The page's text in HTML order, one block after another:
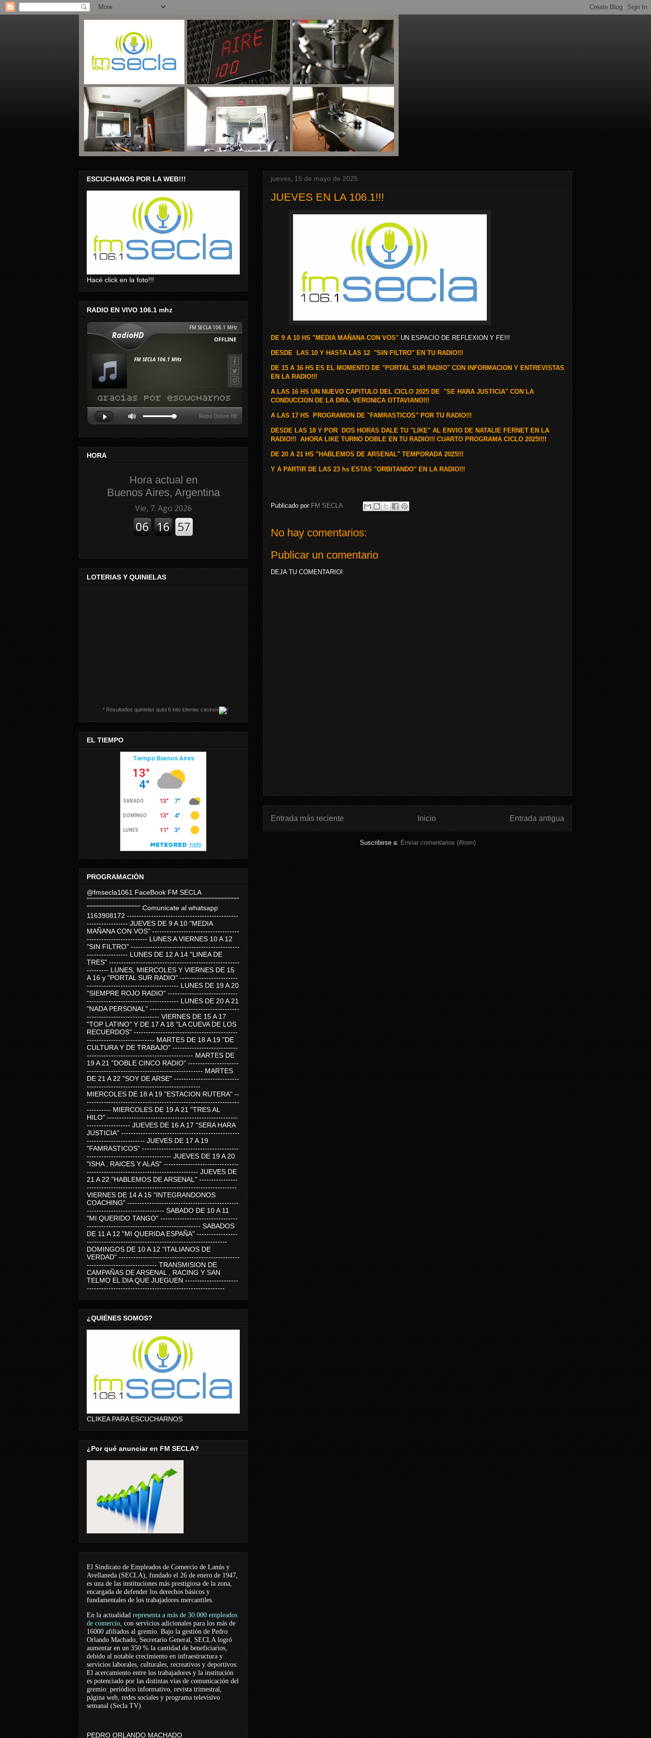
jueves, 15 de mayo de 2025
JUEVES EN LA 106.1!!!
DE 9 A 10 HS "MEDIA MAÑANA CON VOS" UN ESPACIO DE REFLEXION Y FE!!!
DESDE LAS 10 Y HASTA LAS 12 "SIN FILTRO" EN TU RADIO!!!
DE 15 A 16 HS ES EL MOMENTO DE "PORTAL SUR RADIO" CON INFORMACION Y ENTREVISTAS
EN LA RADIO!!!
A LAS 16 HS UN NUEVO CAPITULO DEL CICLO 2025 DE "SE HARA JUSTICIA" CON LA
CONDUCCION DE LA DRA. VERONICA OTTAVIANO!!!
A LAS 17 HS PROGRAMON DE "FAMRASTICOS" POR TU RADIO!!!
DESDE LAS 18 Y POR DOS HORAS DALE TU "LIKE" AL ENVIO DE NATALIE FERNET EN LA
RADIO!!! AHORA LIKE TURNO DOBLE EN TU RADIO!!! CUARTO PROGRAMA CICLO 2025!!!!
DE 20 A 21 HS "HABLEMOS DE ARSENAL" TEMPORADA 2025!!!
Y A PARTIR DE LAS 23 hs ESTAS "ORBITANDO" EN LA RADIO!!!
Publicado por FM SECLA
No hay comentarios:
Publicar un comentario
DEJA TU COMENTARIO!
Entrada más reciente Entrada antigua
Inicio
Suscribirse a: Enviar comentarios (Atom)
ESCUCHANOS POR LA WEB!!!
Hacé click en la foto!!!
RADIO EN VIVO 106.1 mhz
HORA
Hora actual en
Buenos Aires, Argentina
LOTERIAS Y QUINIELAS
* Resultados quinielas quini 6 loto loterias casinos
EL TIEMPO
PROGRAMACIÓN
@fmsecla1061 FaceBook FM SECLA
'''''''''''''''''''''''''''''''''''''''''''''''''''''''''''''''''''''''''''''''''''''''''''''''''''''''''
''''''''''''''''''''''''''''''''''''' Comunicate al whatsapp
1163908172 ----------------------------------------------
----------------- JUEVES DE 9 A 10 "MEDIA
MAÑANA CON VOS" ------------------------------------
------------------------- LUNES A VIERNES 10 A 12
"SIN FILTRO" ---------------------------------------------
----------------- LUNES DE 12 A 14 "LINEA DE
TRES" ------------------------------------------------------
--------- LUNES, MIERCOLES Y VIERNES DE 15
A 16 y "PORTAL SUR RADIO" ------------------------
-------------------------------------- LUNES DE 19 A 20
"SIEMPRE ROJO RADIO" -----------------------------
-------------------------------------- LUNES DE 20 A 21
"NADA PERSONAL" -------------------------------------
------------------------------ VIERNES DE 15 A 17
"TOP LATINO" Y DE 17 A 18 "LA CUEVA DE LOS
RECUERDOS" -------------------------------------------
---------------------------- MARTES DE 18 A 19 "DE
CULTURA Y DE TRABAJO" ---------------------------
-------------------------------------------- MARTES DE
19 A 21 "DOBLE CINCO RADIO" ---------------------
------------------------------------------------ MARTES
DE 21 A 22 "SOY DE ARSE" ---------------------------
-----------------------------------------------
MIERCOLES DE 18 A 19 "ESTACION RUTERA" --
---------------------------------------------------------------
---------- MIERCOLES DE 19 A 21 "TRES AL
HILO" ------------------------------------------------------
------------------ JUEVES DE 16 A 17 "SERA HARA
JUSTICIA" -------------------------------------------------
------------------------ JUEVES DE 17 A 19
"FAMRASTICOS" ----------------------------------------
----------------------------------- JUEVES DE 19 A 20
"ISHA , RAICES Y ALAS" -------------------------------
---------------------------------------------- JUEVES DE
21 A 22 "HABLEMOS DE ARSENAL" ----------------
--------------------------------------------------------------
VIERNES DE 14 A 15 "INTEGRANDONOS
COACHING" ----------------------------------------------
-------------------------------- SABADO DE 10 A 11
"MI QUERIDO TANGO" --------------------------------
----------------------------------------------- SABADOS
DE 11 A 12 "MI QUERIDA ESPAÑA" -----------------
----------------------------------------------------------
DOMINGOS DE 10 A 12 "ITALIANOS DE
VERDAD" --------------------------------------------------
----------------------------- TRANSMISION DE
CAMPAÑAS DE ARSENAL , RACING Y SAN
TELMO EL DIA QUE JUEGUEN ----------------------
---------------------------------------------------------
¿QUIÉNES SOMOS?
CLIKEA PARA ESCUCHARNOS
¿Por qué anunciar en FM SECLA?
El Sindicato de Empleados de Comercio de Lanús y
Avellaneda (SECLA), fundado el 26 de enero de 1947,
es una de las instituciones más prestigiosa de la zona,
encargada de defender los derechos básicos y
fundamentales de los trabajadores mercantiles.
En la actualidad representa a más de 30.000 empleados
de comercio, con servicios adicionales para los más de
16000 afiliados al gremio. Bajo la gestión de Pedro
Orlando Machado, Secretario General, SECLA logró
aumentar en un 350 % la cantidad de beneficiarios,
debido al notable crecimiento en infraestructura y
servicios laborales, culturales, recreativos y deportivos:
El acercamiento entre los trabajadores y la institución
es potenciado por las distintas vías de comunicación del
gremio: periódico informativo, revista trimestral,
página web, redes sociales y programa televisivo
semanal (Secla TV).
PEDRO ORLANDO MACHADO